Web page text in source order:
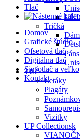
Tričká
Tlač
Letáky
Plagáty
Vizitky
UP Collectionsk
Tlač
Domov
Grafické štúdio
Ofsetová tlač
Digitálna tlač
Sieťotlač a
Kontakt